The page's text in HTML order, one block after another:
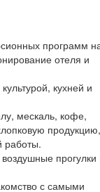
программ
отеля и
кухней и
мескаль, кофе,
продукцию,
работы.
прогулки
с самыми